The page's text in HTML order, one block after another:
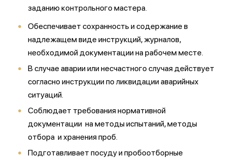
заданию контрольного мастера.
Обеспечивает сохранность и содержание в
надлежащем виде инструкций, журналов,
необходимой документации на рабочем месте.
В случае аварии или несчастного случая действует
согласно инструкции по ликвидации аварийных
ситуаций.
Соблюдает требования нормативной
документации на методы испытаний, методы
отбора и хранения проб.
Подготавливает посуду и пробоотборные